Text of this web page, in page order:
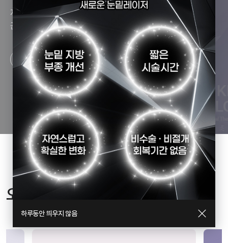
하루동안 띄우지 않음 닫기
지금 이 순간을 인생의 최고의 전성기로 누리실 수 있도록
끊임없이 노력하고 연구하고 계속해서 앞서 나아갈 것입니다
View Project
01 / 03
오킴스피부과의 진료내용